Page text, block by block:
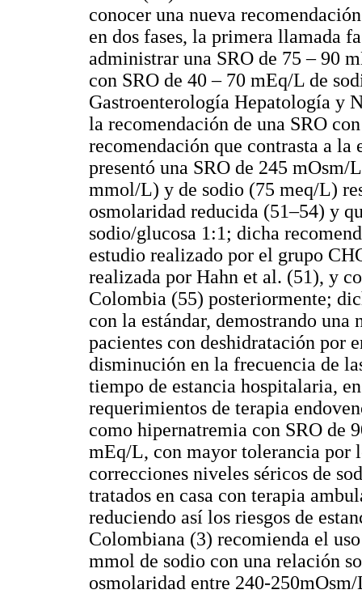
conocer una nueva
en dos fases, la primera llamada
administrar una SRO de 75 – 90
con SRO de 40 – 70 mEq/L de
Gastroenterología Hepatología y
la recomendación de una SRO
recomendación que contrasta a
presentó una SRO de 245
mmol/L) y de sodio (75 meq/L)
osmolaridad reducida (51–54) y
sodio/glucosa 1:1; dicha
estudio realizado por el grupo
realizada por Hahn et al. (51), y
Colombia (55) posteriormente;
con la estándar, demostrando
pacientes con deshidratación por
disminución en la frecuencia de
tiempo de estancia hospitalaria,
requerimientos de terapia
como hipernatremia con SRO de
mEq/L, con mayor tolerancia por
correcciones niveles séricos de
tratados en casa con terapia
reduciendo así los riesgos de
Colombiana (3) recomienda el
mmol de sodio con una relación
osmolaridad entre 240-